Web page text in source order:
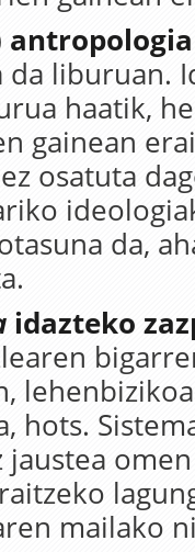
liburuan.
haatik,
gainean
osatuta
da,
idazteko
hots.
jaustea
mailako